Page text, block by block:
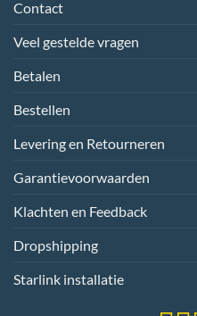
Contact
Veel gestelde vragen
Betalen
Bestellen
Levering en Retourneren
Garantievoorwaarden
Klachten en Feedback
Dropshipping
Starlink installatie